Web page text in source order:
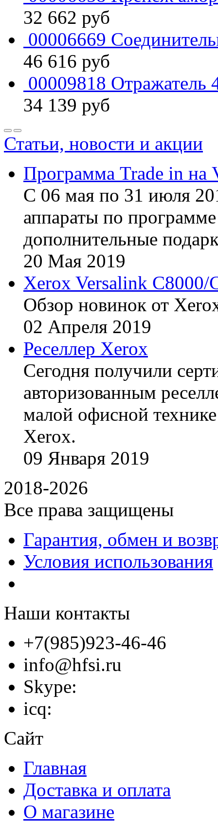
32 662 руб
00006669
46 616 руб
00009818 Отражатель
34 139 руб
Статьи, новости и акции
Программа Trade in на
С 06 мая по 31 июля
аппараты по
дополнительные
20 Мая 2019
Xerox Versalink C8000/
Обзор новинок от
02 Апреля 2019
Реселлер Xerox
Сегодня получили
авторизованным
малой офисной
Xerox.
09 Января 2019
2018-2026
Все права защищены
Гарантия, обмен и
Условия использования
Наши контакты
+7(985)923-46-46
info@hfsi.ru
Skype:
icq:
Сайт
Главная
Доставка и оплата
О магазине